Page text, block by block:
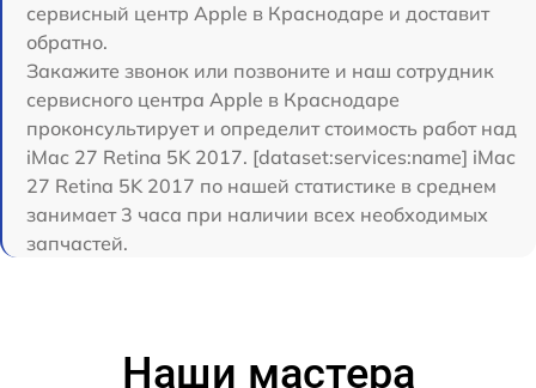
сервисный центр Apple в Краснодаре и доставит
обратно.
Закажите звонок или позвоните и наш сотрудник
сервисного центра Apple в Краснодаре
проконсультирует и определит стоимость работ над
iMac 27 Retina 5K 2017. [dataset:services:name] iMac
27 Retina 5K 2017 по нашей статистике в среднем
занимает 3 часа при наличии всех необходимых
запчастей.
Наши мастера